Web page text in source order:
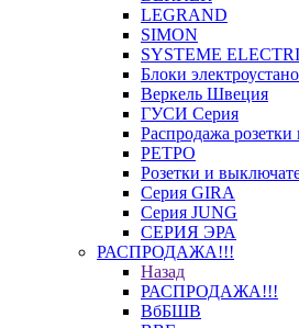
LEGRAND
SIMON
SYSTEME
Блоки
Веркель Швеция
ГУСИ Серия
Распродажа
РЕТРО
Розетки и
Серия GIRA
Серия JUNG
СЕРИЯ ЭРА
РАСПРОДАЖА!!!
Назад
РАСПРОДАЖА!!!
ВбБШВ